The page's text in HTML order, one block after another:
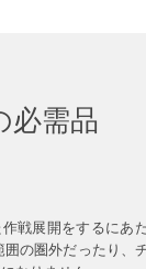
必需品
戦展開をするにあ
の圏外だったり、